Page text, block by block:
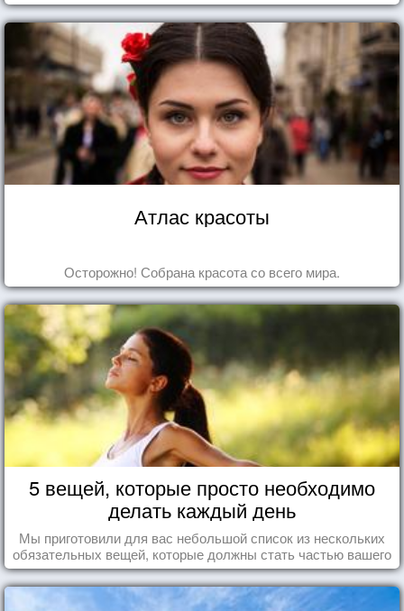
Атлас красоты
Осторожно! Собрана красота со всего мира.
5 вещей, которые просто необходимо
делать каждый день
Мы приготовили для вас небольшой список из нескольких
обязательных вещей, которые должны стать частью вашего
дня.